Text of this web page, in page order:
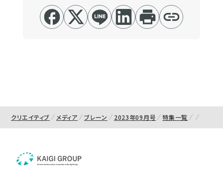
クリエイティブ メディア ブレーン 2023年09月号 特集一覧